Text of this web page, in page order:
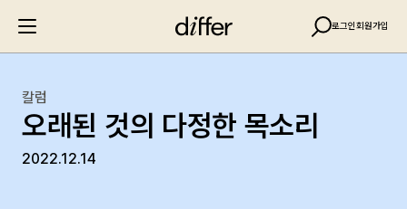
로그인회원가입
칼럼
오래된 것의 다정한 목소리
2022.12.14